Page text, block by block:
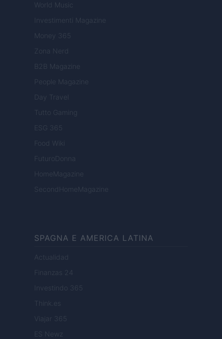
World Music
Investimenti Magazine
Money 365
Zona Nerd
B2B Magazine
People Magazine
Day Travel
Tutto Gaming
ESG 365
Food Wiki
FuturoDonna
HomeMagazine
SecondHomeMagazine
SPAGNA E AMERICA LATINA
Actualidad
Finanzas 24
Investindo 365
Think.es
Viajar 365
ES Newz